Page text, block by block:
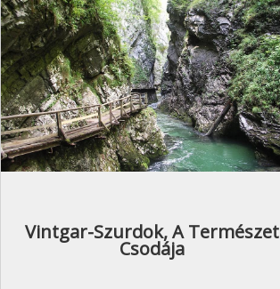
Vintgar-Szurdok, A Természet
Csodája